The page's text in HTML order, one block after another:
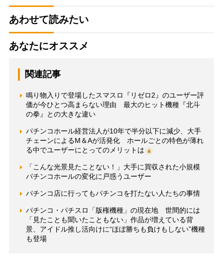
あわせて読みたい
あなたにオススメ
関連記事
鳴り物入りで登場したスマスロ『リゼロ2』のユーザー評
価が今ひとつ高まらない理由 最大のヒット機種『北斗
の拳』との大きな違い
パチンコホール経営法人が10年で半分以下に減少、大手
チェーンによるM＆Aが活発化 ホールごとの特色が薄れ
る中でユーザーにとってのメリットは
「こんな光景見たことない！」大手に買収された小規模
パチンコホールの変化に戸惑うユーザー
パチンコ店に行ってもパチンコを打たない人たちの事情
パチンコ・パチスロ「版権機種」の現在地 世間的には
「見たことも聞いたこともない」作品が増えている背
景、アイドル推し活向けに“ほぼ勝ちも負けもしない”機種
も登場